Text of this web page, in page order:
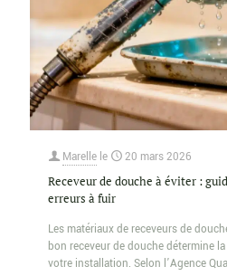
Marelle le 20 mars 2026
Receveur de douche à éviter :
erreurs à fuir
Les matériaux de receveurs de
bon receveur de douche détermine
votre installation. Selon l’Agence